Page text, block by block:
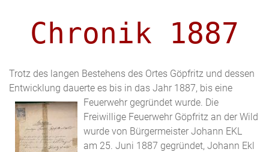
Chronik 1887
Trotz des langen Bestehens des Ortes Göpfritz und dessen
Entwicklung dauerte es bis in das Jahr 1887, bis eine
Feuerwehr gegründet wurde. Die
Freiwillige Feuerwehr Göpfritz an der Wild
wurde von Bürgermeister Johann EKL
am 25. Juni 1887 gegründet, Johann Ekl